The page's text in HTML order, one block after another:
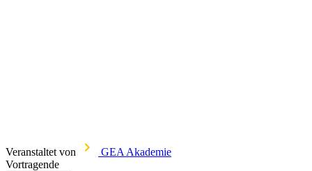
Veranstaltet von
GEA Akademie
Vortragende